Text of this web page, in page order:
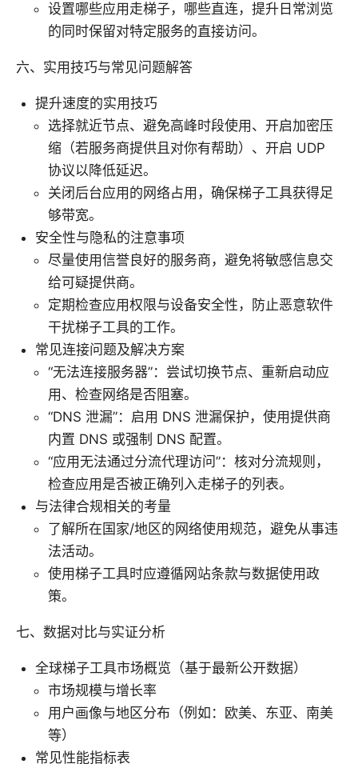
设置哪些应用走梯子，哪些直连，提升日常浏览
的同时保留对特定服务的直接访问。
六、实用技巧与常见问题解答
提升速度的实用技巧
选择就近节点、避免高峰时段使用、开启加密压
缩（若服务商提供且对你有帮助）、开启 UDP
协议以降低延迟。
关闭后台应用的网络占用，确保梯子工具获得足
够带宽。
安全性与隐私的注意事项
尽量使用信誉良好的服务商，避免将敏感信息交
给可疑提供商。
定期检查应用权限与设备安全性，防止恶意软件
干扰梯子工具的工作。
常见连接问题及解决方案
“无法连接服务器”：尝试切换节点、重新启动应
用、检查网络是否阻塞。
“DNS 泄漏”：启用 DNS 泄漏保护，使用提供商
内置 DNS 或强制 DNS 配置。
“应用无法通过分流代理访问”：核对分流规则，
检查应用是否被正确列入走梯子的列表。
与法律合规相关的考量
了解所在国家/地区的网络使用规范，避免从事违
法活动。
使用梯子工具时应遵循网站条款与数据使用政
策。
七、数据对比与实证分析
全球梯子工具市场概览（基于最新公开数据）
市场规模与增长率
用户画像与地区分布（例如：欧美、东亚、南美
等）
常见性能指标表